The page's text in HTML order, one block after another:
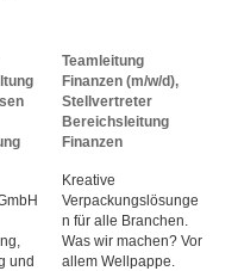
und
Teamleitung
Finanzen (m/w/d),
Stellvertreter
Bereichsleitung
Finanzen
Kreative
Verpackungslösunge
n für alle Branchen.
Was wir machen? Vor
allem Wellpappe.